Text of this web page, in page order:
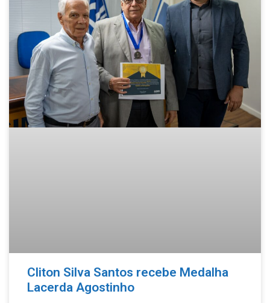
Cliton Silva Santos recebe Medalha
Lacerda Agostinho